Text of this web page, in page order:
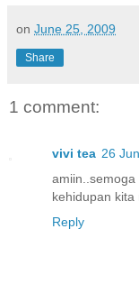
on June 25, 2009
Share
1 comment:
vivi tea 26
kehidupan
Reply